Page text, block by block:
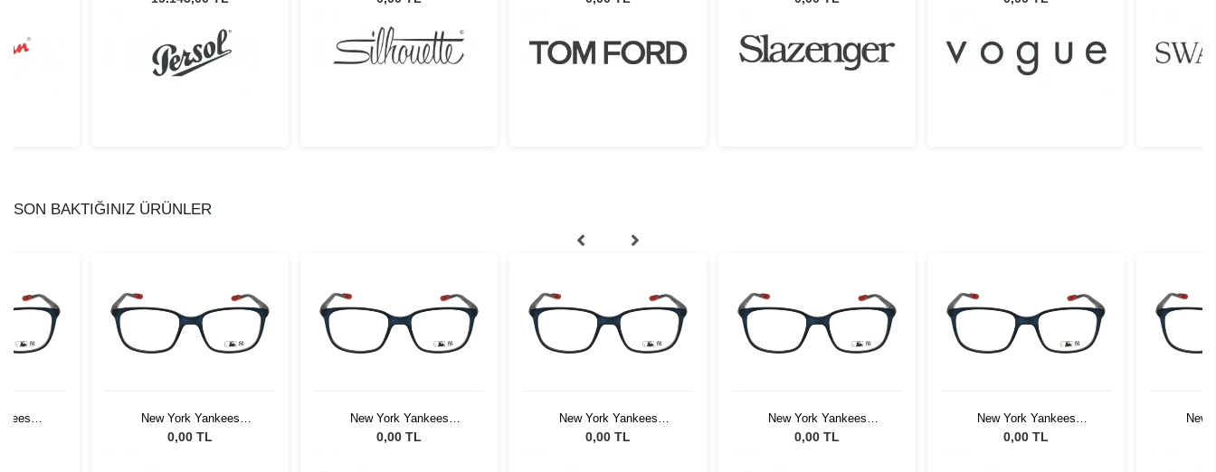
SON BAKTIĞINIZ ÜRÜNLER
New York Yankees
NYGG008 C01
0,00 TL
New York Yankees
NYGG008 C01
0,00 TL
New York Yankees
NYGG008 C01
0,00 TL
New York Yankees
NYGG008 C01
0,00 TL
New York Yankees
NYGG008 C01
0,00 TL
New